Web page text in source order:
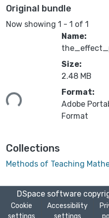
Original bundle
Now showing 1 - 1 of 1
Name:
Size:
2.48 MB
Format:
Adobe
Format
Collections
Methods of Teaching
DSpace software
Cookie
settings
Accessibility
settings